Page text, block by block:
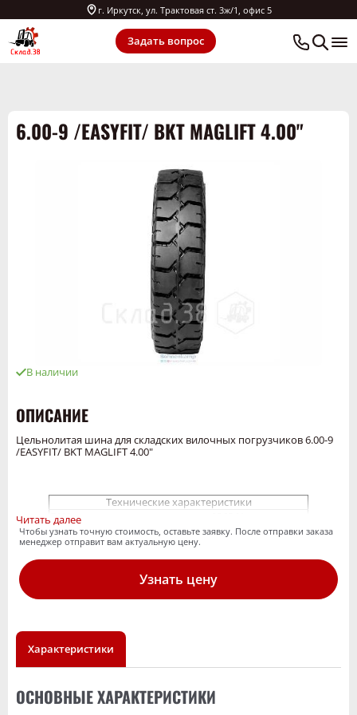
г. Иркутск, ул. Трактовая ст. 3ж/1, офис 5
Задать вопрос
6.00-9 /EASYFIT/ BKT MAGLIFT 4.00"
В наличии
ОПИСАНИЕ
Цельнолитая шина для складских вилочных погрузчиков 6.00-9
/EASYFIT/ BKT MAGLIFT 4.00"
Технические характеристики
EAN
Товарный суб-
сегмент
Цельнолитые шины для
складских вилочных
Maglift Lip
Диаметр обода,
9
обода,дюйм
Наружный
Грузоподъемность
1885 / 25 / Lastrad
Максимальное
Читать далее
Чтобы узнать точную стоимость, оставьте заявку. После отправки заказа
менеджер отправит вам актуальную цену.
Узнать цену
Характеристики
ОСНОВНЫЕ ХАРАКТЕРИСТИКИ